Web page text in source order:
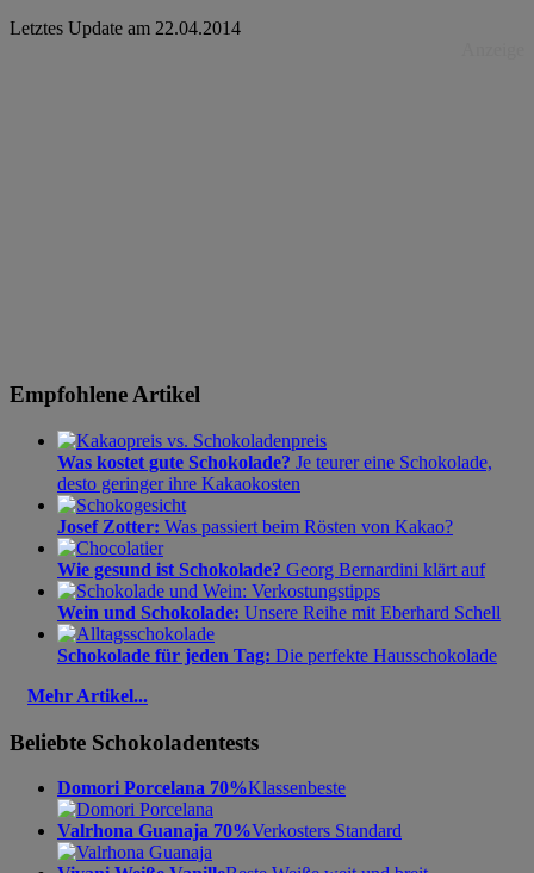
Letztes Update am 22.04.2014
Empfohlene Artikel
Was kostet gute Schokolade? Je teurer eine Schokolade,
desto geringer ihre Kakaokosten
Josef Zotter: Was passiert beim Rösten von Kakao?
Wie gesund ist Schokolade? Georg Bernardini klärt auf
Wein und Schokolade: Unsere Reihe mit Eberhard Schell
Schokolade für jeden Tag: Die perfekte Hausschokolade
Mehr Artikel...
Beliebte Schokoladentests
Domori Porcelana 70%Klassenbeste
Valrhona Guanaja 70%Verkosters Standard